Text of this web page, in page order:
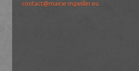
contact@mairie-ingwiller.eu